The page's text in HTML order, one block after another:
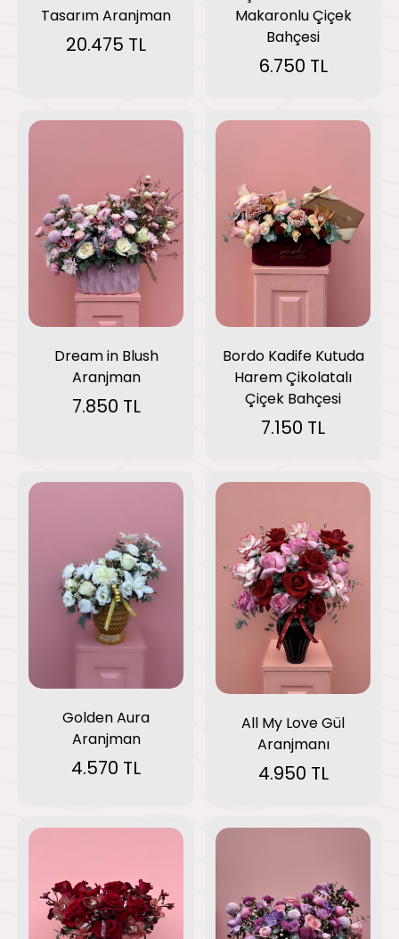
Tasarım Aranjman
20.475 TL
Makaronlu Çiçek
Bahçesi
6.750 TL
Dream in Blush
Aranjman
7.850 TL
Bordo Kadife Kutuda
Harem Çikolatalı
Çiçek Bahçesi
7.150 TL
Golden Aura
Aranjman
4.570 TL
All My Love Gül
Aranjmanı
4.950 TL